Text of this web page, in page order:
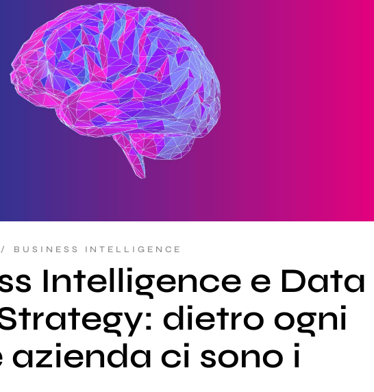
BUSINESS INTELLIGENCE
Intelligence e Data
dietro ogni
azienda ci sono i